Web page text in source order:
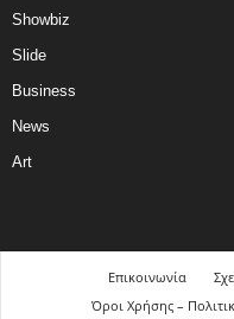
Showbiz
Slide
Business
News
Art
Επικοινωνία
Όροι Χρήσης –